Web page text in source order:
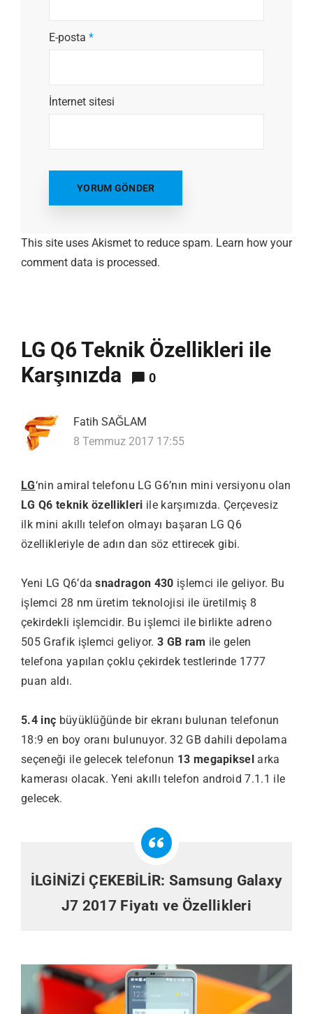
E-posta *
İnternet sitesi
This site uses Akismet to reduce spam. Learn how your
comment data is processed.
LG Q6 Teknik Özellikleri ile
Karşınızda
0
Fatih SAĞLAM
8 Temmuz 2017 17:55
LG‘nin amiral telefonu LG G6’nın mini versiyonu olan
LG Q6 teknik özellikleri ile karşımızda. Çerçevesiz
ilk mini akıllı telefon olmayı başaran LG Q6
özellikleriyle de adın dan söz ettirecek gibi.
Yeni LG Q6’dasnadragon 430 işlemci ile geliyor. Bu
işlemci 28 nm üretim teknolojisi ile üretilmiş 8
çekirdekli işlemcidir. Bu işlemci ile birlikte adreno
505 Grafik işlemci geliyor. 3 GB ram ile gelen
telefona yapılan çoklu çekirdek testlerinde 1777
puan aldı.
5.4 inç büyüklüğünde bir ekranı bulunan telefonun
18:9 en boy oranı bulunuyor. 32 GB dahili depolama
seçeneği ile gelecek telefonun 13 megapiksel arka
kamerası olacak. Yeni akıllı telefon android 7.1.1 ile
gelecek.
İLGİNİZİ ÇEKEBİLİR: Samsung Galaxy
J7 2017 Fiyatı ve Özellikleri